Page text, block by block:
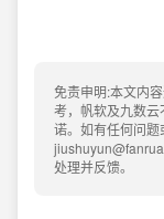
免责申明:本文内
考，帆软及九数
诺。如有任何问
处理并反馈。